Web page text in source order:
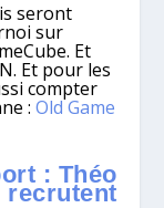
seront
sur
Et
Et pour les
compter
:Old Game
: Théo
recrutent